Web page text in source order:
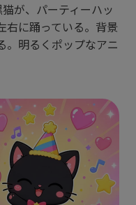
が、パーティーハッ
右に踊っている。背景
。明るくポップなアニ